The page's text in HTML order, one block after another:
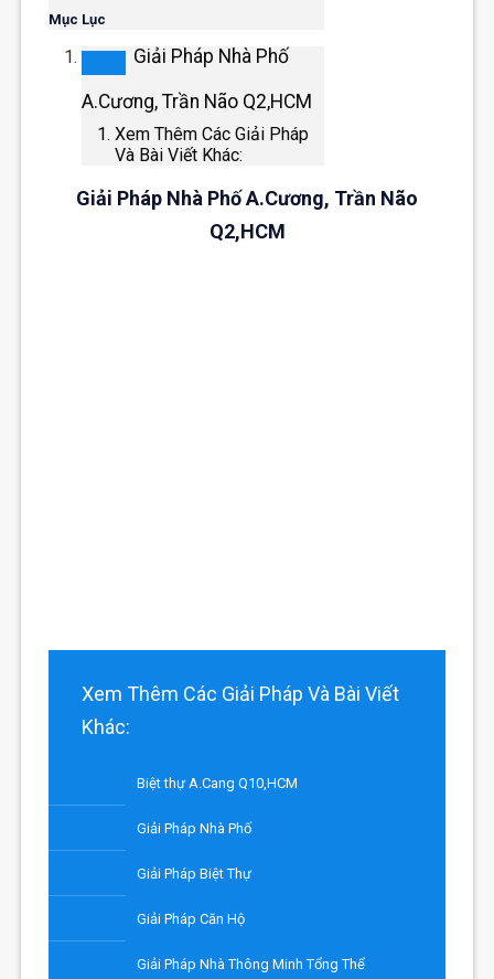
Mục Lục
Giải Pháp Nhà Phố
A.Cương, Trần Não Q2,HCM
Xem Thêm Các Giải Pháp
Và Bài Viết Khác:
Giải Pháp Nhà Phố A.Cương, Trần Não
Q2,HCM
Xem Thêm Các Giải Pháp Và Bài Viết
Khác:
Biệt thự A.Cang Q10,HCM
Giải Pháp Nhà Phố
Giải Pháp Biệt Thự
Giải Pháp Căn Hộ
Giải Pháp Nhà Thông Minh Tổng Thể